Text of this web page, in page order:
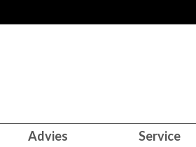
Advies Service